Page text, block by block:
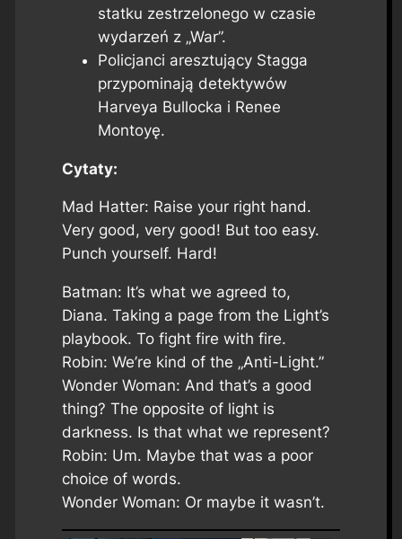
statku zestrzelonego w czasie
wydarzeń z „War”.
Policjanci aresztujący Stagga
przypominają detektywów
Harveya Bullocka i Renee
Montoyę.
Cytaty:
Mad Hatter: Raise your right hand.
Very good, very good! But too easy.
Punch yourself. Hard!
Batman: It’s what we agreed to,
Diana. Taking a page from the Light’s
playbook. To fight fire with fire.
Robin: We’re kind of the „Anti-Light.”
Wonder Woman: And that’s a good
thing? The opposite of light is
darkness. Is that what we represent?
Robin: Um. Maybe that was a poor
choice of words.
Wonder Woman: Or maybe it wasn’t.